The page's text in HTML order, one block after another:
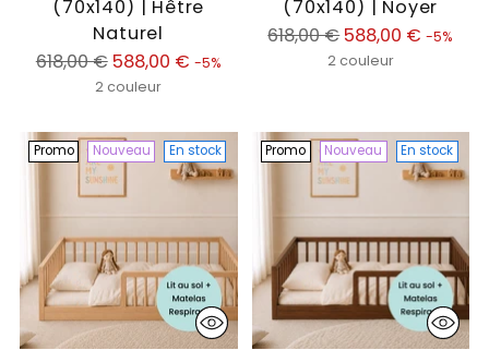
(70x140) | Hêtre
Naturel
Prix
normal
618,00 € 588,00 € -5%
2 couleur
(70x140) | Noyer
Prix
normal
618,00 € 588,00 € -5%
2 couleur
Promo Nouveau En stock Promo Nouveau En stock